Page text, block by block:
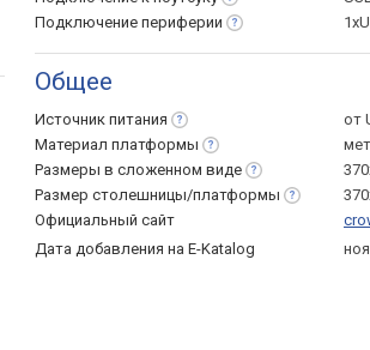
Подключение периферии
Общее
Источник питания
от
Материал платформы
Размеры в сложенном виде
Размер столешницы/платформы
Официальный сайт
Дата добавления на E-Katalog